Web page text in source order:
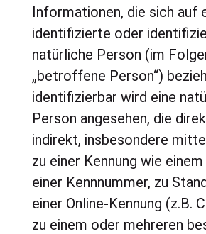
Informationen, die sich auf
identifizierte oder
natürliche Person (im
„betroffene Person“)
identifizierbar wird eine
Person angesehen, die
indirekt, insbesondere
zu einer Kennung wie
einer Kennnummer, zu
einer Online-Kennung (z.B.
zu einem oder mehreren